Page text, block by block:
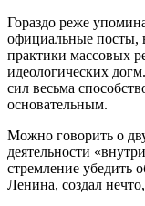
Гораздо реже
официальные посты,
практики массовых
идеологических
сил весьма
основательным.
Можно говорить о
деятельности
стремление убедить
Ленина, создал